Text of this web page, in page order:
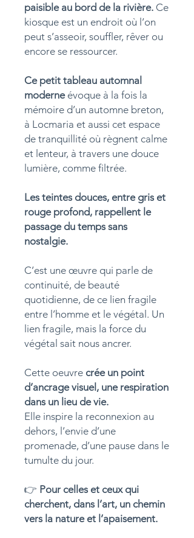
paisible au bord de la rivière. Ce
kiosque est un endroit où l’on
peut s’asseoir, souffler, rêver ou
encore se ressourcer.
Ce petit tableau automnal
moderneévoque à la fois la
mémoire d’un automne breton,
à Locmaria et aussi cet espace
de tranquillité où règnent calme
et lenteur, à travers une douce
lumière, comme filtrée.
Les teintes douces, entre gris et
rouge profond, rappellent le
passage du temps sans
nostalgie.
C’est une œuvre qui parle de
continuité, de beauté
quotidienne, de ce lien fragile
entre l’homme et le végétal. Un
lien fragile, mais la force du
végétal sait nous ancrer.
Cette oeuvre crée un point
d’ancrage visuel, une respiration
dans un lieu de vie.
Elle inspire la reconnexion au
dehors, l’envie d’une
promenade, d’une pause dans le
tumulte du jour.
👉 Pour celles et ceux qui
cherchent, dans l’art, un chemin
vers la nature et l’apaisement.